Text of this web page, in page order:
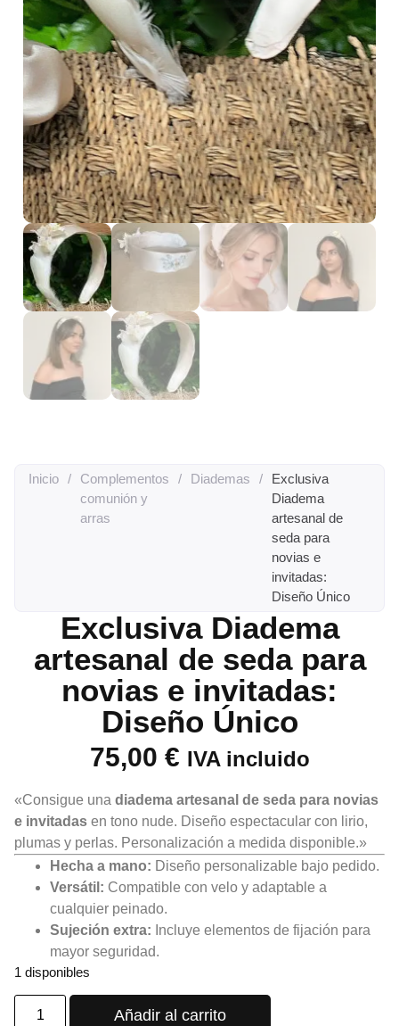
Inicio /
Complementos
comunión y
arras
/ Diademas /
Exclusiva
Diadema
artesanal de
seda para
novias e
invitadas:
Diseño Único
Exclusiva Diadema
artesanal de seda para
novias e invitadas:
Diseño Único
75,00 € IVA incluido
«Consigue una diadema artesanal de seda para novias
e invitadas en tono nude. Diseño espectacular con lirio,
plumas y perlas. Personalización a medida disponible.»
Hecha a mano: Diseño personalizable bajo pedido.
Versátil: Compatible con velo y adaptable a
cualquier peinado.
Sujeción extra: Incluye elementos de fijación para
mayor seguridad.
1 disponibles
Añadir al carrito